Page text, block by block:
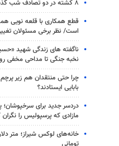
۸ کشته در دو تصادف شب گذشته
قطع همکاری با قلعه نویی
است/ نظر برخی مسئولان
ناگفته های زندگی شهید
نخبه جنگی تا مداحی مخفی
چرا حتی منتقدان هم زیر
بابایی ایستادند؟
دردسر جدید برای سرخپوشان؛
مازادی که پرسپولیس را نگران
خانه‌های لوکس شیراز؛ متر
تومانی